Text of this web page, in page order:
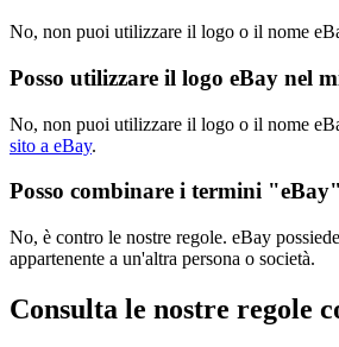
No, non puoi utilizzare il logo o il nome
Posso utilizzare il logo eBay nel
No, non puoi utilizzare il logo o il nome
sito a eBay.
Posso combinare i termini
No, è contro le nostre regole. eBay
appartenente a un'altra persona o società.
Consulta le nostre regole